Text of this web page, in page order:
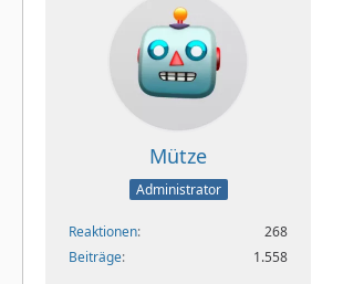
Mütze
Administrator
Reaktionen
268
Beiträge
1.558